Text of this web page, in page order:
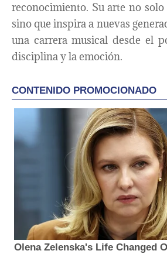
reconocimiento. Su arte no solo
sino que inspira a nuevas
una carrera musical desde el
disciplina y la emoción.